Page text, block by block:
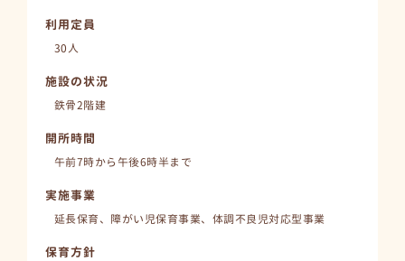
利用定員
30人
施設の状況
鉄骨2階建
開所時間
午前7時から午後6時半まで
実施事業
延長保育、障がい児保育事業、体調不良児対応型事業
保育方針